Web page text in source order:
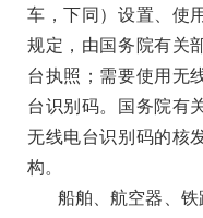
车，下同）设置、使
规定，由国务院有关
台执照；需要使用无
台识别码。国务院有
无线电台识别码的核
构。
船舶、航空器、